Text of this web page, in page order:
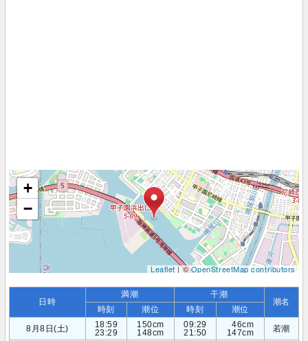
+
−
Leaflet| ©OpenStreetMap contributors
日時
満潮 干潮
潮名
時刻 潮位 時刻
潮位
8月8日(土)
18:59
23:29
150cm
148cm
09:29
21:50
46cm
147cm
若潮